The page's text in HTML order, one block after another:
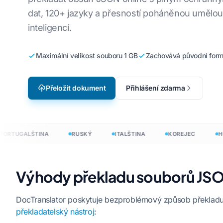
Lokalizace videoher
Přeložte
Počet slov
do 120+ jazyků
Z angličtiny do korejštiny
Z angličtiny do turečtiny
Angličtina do hindštiny
dokumenty do 120+ jazyků
dat, 120+ jazyky a přesností poháněnou umělou
inteligencí.
Maximální velikost souboru 1 GB Zachovává původní
Přeložit dokument Přihlášení zdarma
RUSKÝ ITALŠTINA KOREJEC
Výhody překladu souborů
DocTranslator poskytuje bezproblémový způsob
překladatelský nástroj: